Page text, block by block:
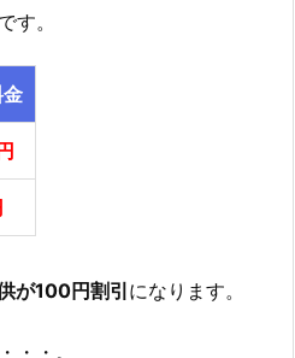
す。
が100円割引 になります。
・・。